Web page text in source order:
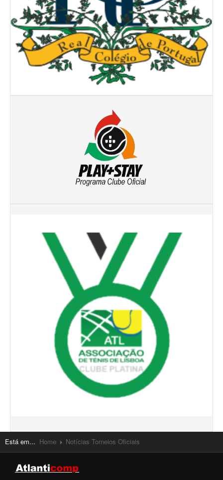
Está em... Home Notícias Torneios Oficiais